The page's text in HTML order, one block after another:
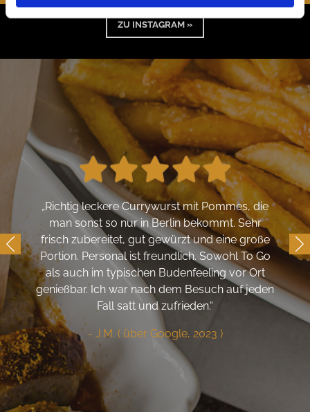
ZU INSTAGRAM »
„Richtig leckere Currywurst mit Pommes, die
man sonst so nur in Berlin bekommt. Sehr
frisch zubereitet, gut gewürzt und eine große
Portion. Personal ist freundlich. Sowohl To Go
als auch im typischen Budenfeeling vor Ort
genießbar. Ich war nach dem Besuch auf jeden
Fall satt und zufrieden.“
- J.M. ( über Google, 2023 )